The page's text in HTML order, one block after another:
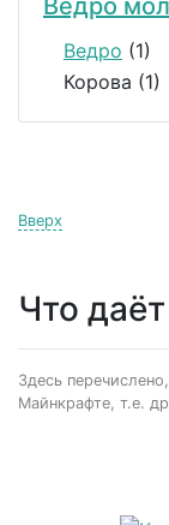
Ведро (1)
Корова (1)
Вверх
Что
Здесь
Майнкрафте, т.е.